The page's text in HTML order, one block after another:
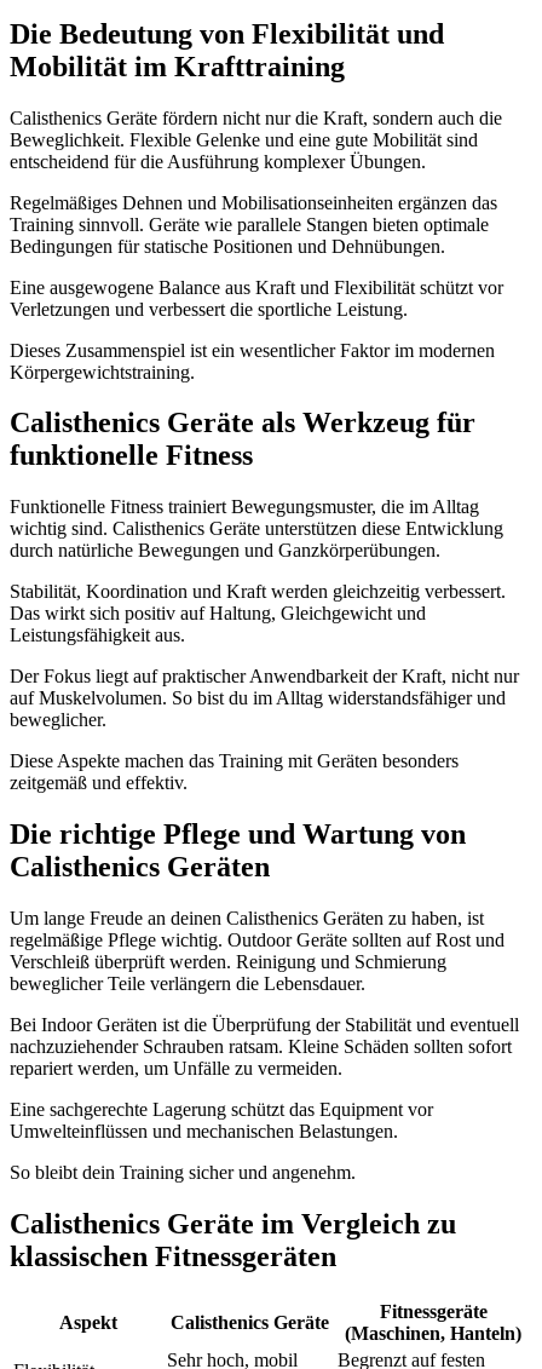
Die Bedeutung von Flexibilität und
Mobilität im Krafttraining
Calisthenics Geräte fördern nicht nur die Kraft, sondern auch die
Beweglichkeit. Flexible Gelenke und eine gute Mobilität sind
entscheidend für die Ausführung komplexer Übungen.
Regelmäßiges Dehnen und Mobilisationseinheiten ergänzen das
Training sinnvoll. Geräte wie parallele Stangen bieten optimale
Bedingungen für statische Positionen und Dehnübungen.
Eine ausgewogene Balance aus Kraft und Flexibilität schützt vor
Verletzungen und verbessert die sportliche Leistung.
Dieses Zusammenspiel ist ein wesentlicher Faktor im modernen
Körpergewichtstraining.
Calisthenics Geräte als Werkzeug für
funktionelle Fitness
Funktionelle Fitness trainiert Bewegungsmuster, die im Alltag
wichtig sind. Calisthenics Geräte unterstützen diese Entwicklung
durch natürliche Bewegungen und Ganzkörperübungen.
Stabilität, Koordination und Kraft werden gleichzeitig verbessert.
Das wirkt sich positiv auf Haltung, Gleichgewicht und
Leistungsfähigkeit aus.
Der Fokus liegt auf praktischer Anwendbarkeit der Kraft, nicht nur
auf Muskelvolumen. So bist du im Alltag widerstandsfähiger und
beweglicher.
Diese Aspekte machen das Training mit Geräten besonders
zeitgemäß und effektiv.
Die richtige Pflege und Wartung von
Calisthenics Geräten
Um lange Freude an deinen Calisthenics Geräten zu haben, ist
regelmäßige Pflege wichtig. Outdoor Geräte sollten auf Rost und
Verschleiß überprüft werden. Reinigung und Schmierung
beweglicher Teile verlängern die Lebensdauer.
Bei Indoor Geräten ist die Überprüfung der Stabilität und eventuell
nachzuziehender Schrauben ratsam. Kleine Schäden sollten sofort
repariert werden, um Unfälle zu vermeiden.
Eine sachgerechte Lagerung schützt das Equipment vor
Umwelteinflüssen und mechanischen Belastungen.
So bleibt dein Training sicher und angenehm.
Calisthenics Geräte im Vergleich zu
klassischen Fitnessgeräten
Aspekt Calisthenics Geräte
Fitnessgeräte
(Maschinen, Hanteln)
Sehr hoch, mobil Begrenzt auf festen